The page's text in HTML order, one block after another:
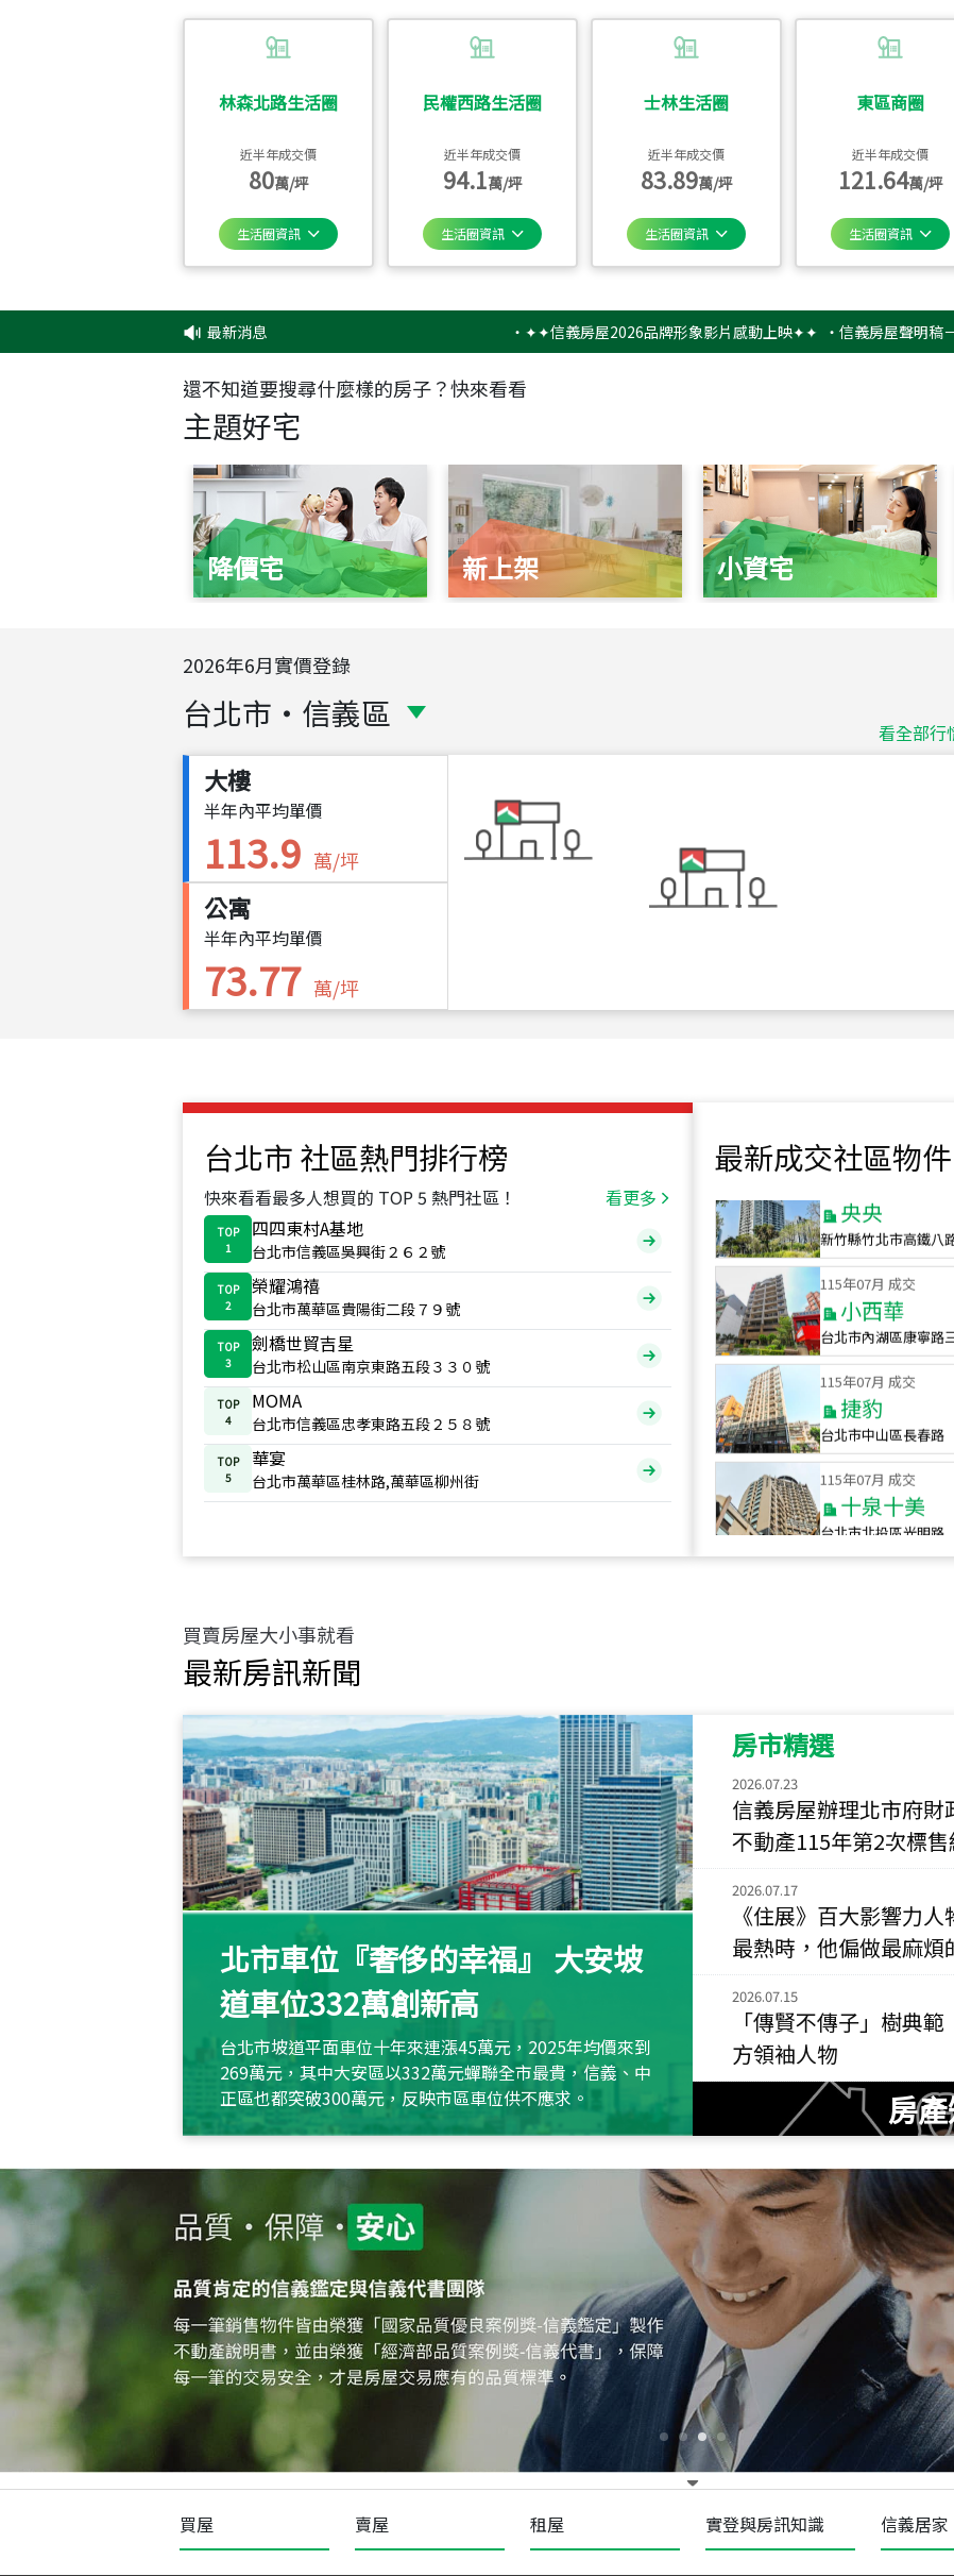
林森北路生活圈
近半年成交價
80萬/坪
生活圈資訊
民權西路生活圈
近半年成交價
94.1萬/坪
生活圈資訊
士林生活圈
近半年成交價
83.89萬/坪
生活圈資訊
東區商圈
近半年成交價
121.64萬/坪
生活圈資訊
最新消息 ✦✦信義房屋2026品牌形象影片感動上映✦✦ ‧信義房屋聲明稿－防詐騙
還不知道要搜尋什麼樣的房子？快來看看
主題好宅
降價宅 新上架 小資宅
2026年6月實價登錄
台北市 ・ 信義區 看全部行
大樓
半年內平均單價
113.9 萬/坪
公寓
半年內平均單價
73.77 萬/坪
台北市 社區熱門排行榜
快來看看最多人想買的 TOP 5 熱門社區！ 看更多
TOP
1
四四東村A基地
台北市信義區吳興街２６２號
TOP
2
榮耀鴻禧
台北市萬華區貴陽街二段７９號
TOP
3
劍橋世貿吉星
台北市松山區南京東路五段３３０號
TOP
4
MOMA
台北市信義區忠孝東路五段２５８號
TOP
5
華宴
台北市萬華區桂林路,萬華區柳州街
最新成交社區物件
台北市中山區長春路
新竹市新竹市慈祥路
115年07月 成交
新竹縣竹北市高鐵八路
115年07月 成交
小西華
台北市內湖區康寧路三
115年07月 成交
捷豹
台北市中山區長春路
115年07月 成交
十泉十美
台北市北投區光明路
115年07月 成交
115
新北市永和區環河西
115年07月 成交
央央
115年07月 成交
小西華
115
台北市中山區長春路
115年07月 成交
十泉十美
台北市北投區光明路
年 月 成交
四維天廈
新竹市新竹市四維路
115 月 成交
菁英典藏
新竹市新竹市慈祥路
買賣房屋大小事就看
最新房訊新聞
北市車位『奢侈的幸福』 大安坡
道車位332萬創新高
台北市坡道平面車位十年來連漲45萬元，2025年均價來到
269萬元，其中大安區以332萬元蟬聯全市最貴，信義、中
正區也都突破300萬元，反映市區車位供不應求。
房市精選
2026.07.23
信義房屋辦理北市府財
不動產115年第2次標
2026.07.17
《住展》百大影響力
最熱時，他偏做最麻煩
2026.07.15
「傳賢不傳子」樹典
方領袖人物
房
買屋 賣屋 租屋 實登與房訊知識 信義居家